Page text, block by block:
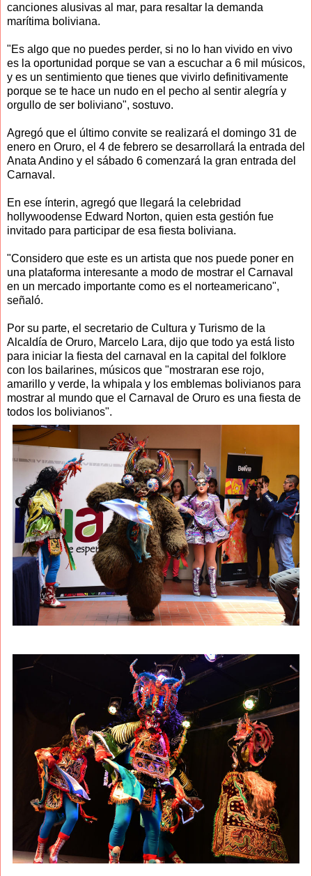
canciones alusivas al mar, para resaltar la demanda
marítima boliviana.
"Es algo que no puedes perder, si no lo han vivido en vivo
es la oportunidad porque se van a escuchar a 6 mil músicos,
y es un sentimiento que tienes que vivirlo definitivamente
porque se te hace un nudo en el pecho al sentir alegría y
orgullo de ser boliviano", sostuvo.
Agregó que el último convite se realizará el domingo 31 de
enero en Oruro, el 4 de febrero se desarrollará la entrada del
Anata Andino y el sábado 6 comenzará la gran entrada del
Carnaval.
En ese ínterin, agregó que llegará la celebridad
hollywoodense Edward Norton, quien esta gestión fue
invitado para participar de esa fiesta boliviana.
"Considero que este es un artista que nos puede poner en
una plataforma interesante a modo de mostrar el Carnaval
en un mercado importante como es el norteamericano",
señaló.
Por su parte, el secretario de Cultura y Turismo de la
Alcaldía de Oruro, Marcelo Lara, dijo que todo ya está listo
para iniciar la fiesta del carnaval en la capital del folklore
con los bailarines, músicos que "mostraran ese rojo,
amarillo y verde, la whipala y los emblemas bolivianos para
mostrar al mundo que el Carnaval de Oruro es una fiesta de
todos los bolivianos".